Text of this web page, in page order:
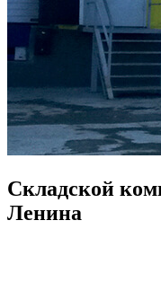
Складской
Ленина